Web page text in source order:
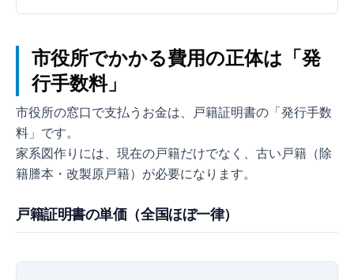
市役所でかかる費用の正体は「発
行手数料」
市役所の窓口で支払うお金は、戸籍証明書の「発行手数
料」です。
家系図作りには、現在の戸籍だけでなく、古い戸籍（除
籍謄本・改製原戸籍）が必要になります。
戸籍証明書の単価（全国ほぼ一律）